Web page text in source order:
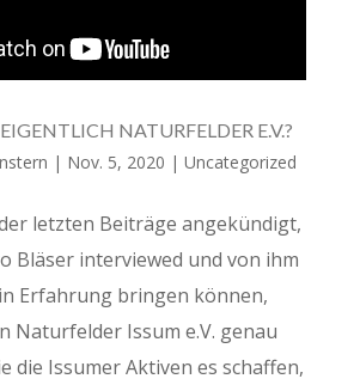
NATURFELDER E.V.?
| Nov. 5, 2020 | Uncategorized
letzten Beiträge angekündigt,
Bläser interviewed und von ihm
Erfahrung bringen können,
Naturfelder Issum e.V. genau
die Issumer Aktiven es schaffen,